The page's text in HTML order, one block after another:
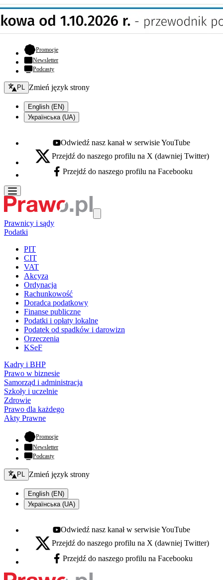
Promocje- otwiera się w nowej karcie
Newsletter
Podcasty
Zmień język - bieżący:
PL Zmień język strony
English (EN)
Українська (UA)
Youtube - otwiera się w nowej karcie
Odwiedź nasz kanał w serwisie YouTube
X - otwiera się w nowej karcie
Przejdź do naszego profilu na X (dawniej Twitter)
Facebook - otwiera się w nowej karcie
Przejdź do naszego profilu na Facebooku
Prawnicy i sądy
Podatki
PIT
CIT
VAT
Akcyza
Ordynacja
Rachunkowość
Doradca podatkowy
Finanse publiczne
Podatki i opłaty lokalne
Podatek od spadków i darowizn
Orzeczenia
KSeF
Kadry i BHP
Prawo w biznesie
Samorząd i administracja
Szkoły i uczelnie
Zdrowie
Prawo dla każdego
Akty Prawne
Promocje- otwiera się w nowej karcie
Newsletter
Podcasty
Zmień język - bieżący:
PL Zmień język strony
English (EN)
Українська (UA)
Youtube - otwiera się w nowej karcie
Odwiedź nasz kanał w serwisie YouTube
X - otwiera się w nowej karcie
Przejdź do naszego profilu na X (dawniej Twitter)
Facebook - otwiera się w nowej karcie
Przejdź do naszego profilu na Facebooku